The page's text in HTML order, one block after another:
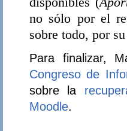
no sólo por el
sobre todo, por
Para finalizar,
Congreso de
sobre la
Moodle.